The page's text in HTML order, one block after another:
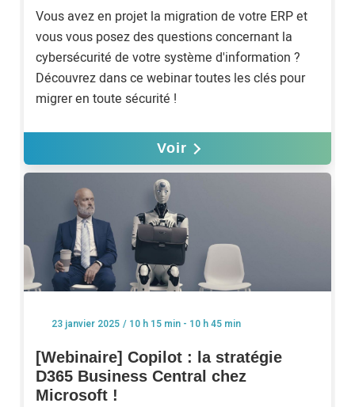
Vous avez en projet la migration de votre ERP et
vous vous posez des questions concernant la
cybersécurité de votre système d'information ?
Découvrez dans ce webinar toutes les clés pour
migrer en toute sécurité !
Voir
23 janvier 2025 / 10 h 15 min - 10 h 45 min
[Webinaire] Copilot : la stratégie
D365 Business Central chez
Microsoft !